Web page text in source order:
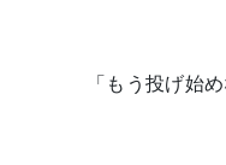
「もう投げ始